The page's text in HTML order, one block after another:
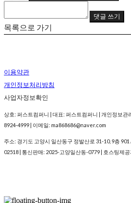
댓글 쓰기
목록으로 가기
이용약관
개인정보처리방침
사업자정보확인
상호: 퍼스트컴퍼니 | 대표: 퍼스트컴퍼니 | 개인정보관
8924-4999 | 이메일: ma868686@naver.com
주소: 경기도 고양시 일산동구 정발산로 31-10, 9층
02518 | 통신판매: 2025-고양일산동-0779 | 호스팅제